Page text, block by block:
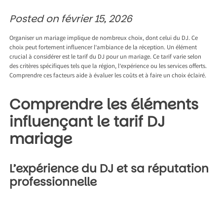
Posted on février 15, 2026
Organiser un mariage implique de nombreux choix, dont celui du DJ. Ce
choix peut fortement influencer l’ambiance de la réception. Un élément
crucial à considérer est le tarif du DJ pour un mariage. Ce tarif varie selon
des critères spécifiques tels que la région, l’expérience ou les services offerts.
Comprendre ces facteurs aide à évaluer les coûts et à faire un choix éclairé.
Comprendre les éléments
influençant le tarif DJ
mariage
L’expérience du DJ et sa réputation
professionnelle